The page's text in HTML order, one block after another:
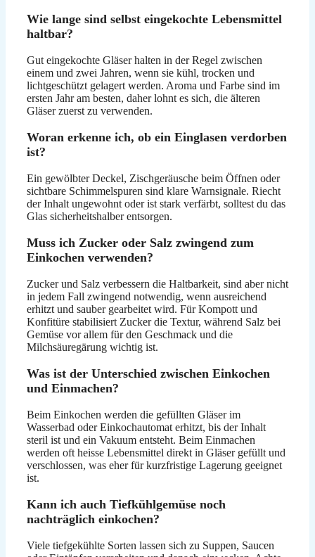
Wie lange sind selbst eingekochte Lebensmittel
haltbar?
Gut eingekochte Gläser halten in der Regel zwischen
einem und zwei Jahren, wenn sie kühl, trocken und
lichtgeschützt gelagert werden. Aroma und Farbe sind im
ersten Jahr am besten, daher lohnt es sich, die älteren
Gläser zuerst zu verwenden.
Woran erkenne ich, ob ein Einglasen verdorben
ist?
Ein gewölbter Deckel, Zischgeräusche beim Öffnen oder
sichtbare Schimmelspuren sind klare Warnsignale. Riecht
der Inhalt ungewohnt oder ist stark verfärbt, solltest du das
Glas sicherheitshalber entsorgen.
Muss ich Zucker oder Salz zwingend zum
Einkochen verwenden?
Zucker und Salz verbessern die Haltbarkeit, sind aber nicht
in jedem Fall zwingend notwendig, wenn ausreichend
erhitzt und sauber gearbeitet wird. Für Kompott und
Konfitüre stabilisiert Zucker die Textur, während Salz bei
Gemüse vor allem für den Geschmack und die
Milchsäuregärung wichtig ist.
Was ist der Unterschied zwischen Einkochen
und Einmachen?
Beim Einkochen werden die gefüllten Gläser im
Wasserbad oder Einkochautomat erhitzt, bis der Inhalt
steril ist und ein Vakuum entsteht. Beim Einmachen
werden oft heisse Lebensmittel direkt in Gläser gefüllt und
verschlossen, was eher für kurzfristige Lagerung geeignet
ist.
Kann ich auch Tiefkühlgemüse noch
nachträglich einkochen?
Viele tiefgekühlte Sorten lassen sich zu Suppen, Saucen